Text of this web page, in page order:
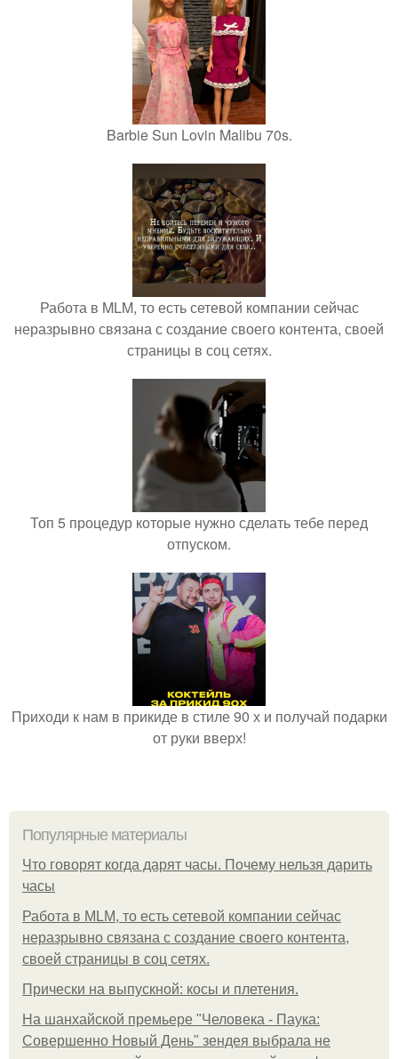
Barbie Sun Lovin Malibu 70s.
Работа в MLM, то есть сетевой компании сейчас
неразрывно связана с создание своего контента, своей
страницы в соц сетях.
Топ 5 процедур которые нужно сделать тебе перед
отпуском.
Приходи к нам в прикиде в стиле 90 х и получай подарки
от руки вверх!
Популярные материалы
Что говорят когда дарят часы. Почему нельзя дарить
часы
Работа в MLM, то есть сетевой компании сейчас
неразрывно связана с создание своего контента,
своей страницы в соц сетях.
Прически на выпускной: косы и плетения.
На шанхайской премьере "Человека - Паука:
Совершенно Новый День" зендея выбрала не